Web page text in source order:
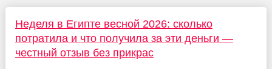
Неделя в Египте весной 2026: сколько
потратила и что получила за эти деньги —
честный отзыв без прикрас